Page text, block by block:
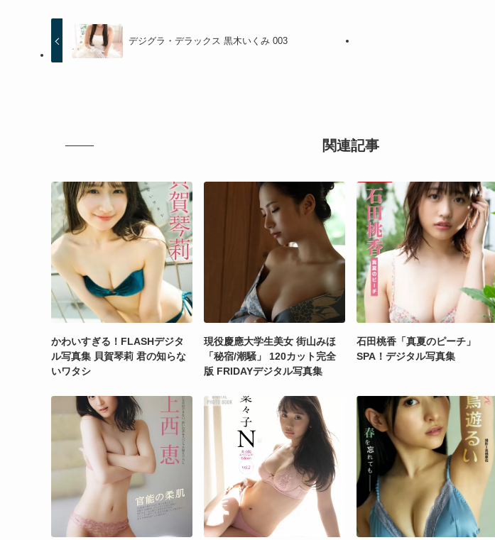
デジグラ・デラックス 黒木いくみ 003
関連記事
かわいすぎる！FLASHデジタ
ル写真集 貝賀琴莉 君の知らな
いワタシ
現役慶應大学生美女 街山みほ
「秘宿/潮騒」 120カット完全
版 FRIDAYデジタル写真集
石田桃香「真夏のピーチ」
SPA！デジタル写真集